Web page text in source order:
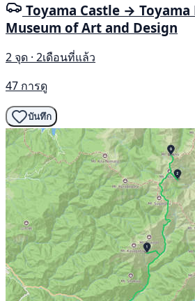
Toyama Castle →
Museum of Art and Design
2 จุด · 2เดือนที่แล้ว
47 การดู
บันทึก